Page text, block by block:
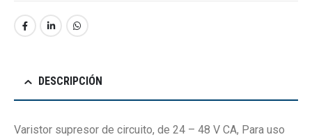
DESCRIPCIÓN
Varistor supresor de circuito, de 24 – 48 V CA, Para uso